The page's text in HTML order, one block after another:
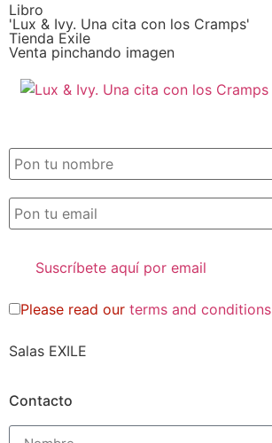
Libro
'Lux & Ivy. Una cita con los Cramps'
Tienda Exile
Venta pinchando imagen
Please read our terms and conditions
Salas EXILE
Contacto